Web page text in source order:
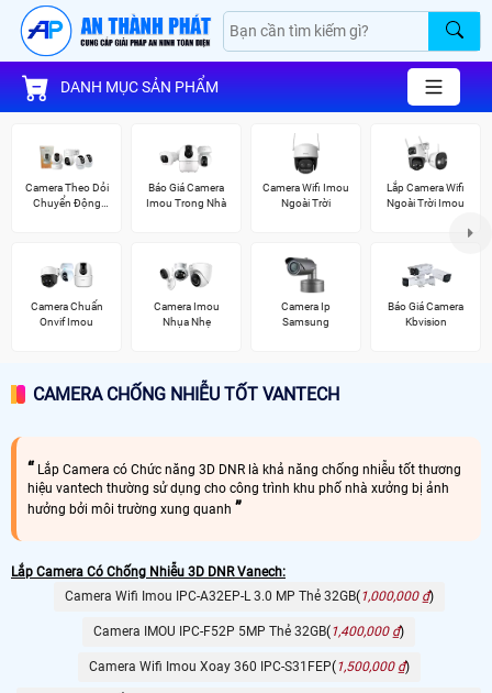
DANH MỤC SẢN PHẨM
Camera Theo Dỏi
Chuyển Động
Báo Giá Camera
Imou Trong Nhà
Camera Wifi Imou
Ngoài Trời
Lắp Camera Wifi
Ngoài Trời Imou
Camera Chuẩn
Onvif Imou
Camera Imou
Nhụa Nhẹ
Camera Ip
Samsung
Báo Giá Camera
Kbvision
CAMERA CHỐNG NHIỄU TỐT VANTECH
Lắp Camera có Chức năng 3D DNR là khả năng chống nhiễu tốt thương
hiệu vantech thường sử dụng cho công trình khu phố nhà xưởng bị ảnh
hưởng bởi môi trường xung quanh
Lắp Camera Có Chống Nhiễu 3D DNR Vanech:
Camera Wifi Imou IPC-A32EP-L 3.0 MP Thẻ 32GB(1,000,000 ₫)
Camera IMOU IPC-F52P 5MP Thẻ 32GB(1,400,000 ₫)
Camera Wifi Imou Xoay 360 IPC-S31FEP(1,500,000 ₫)